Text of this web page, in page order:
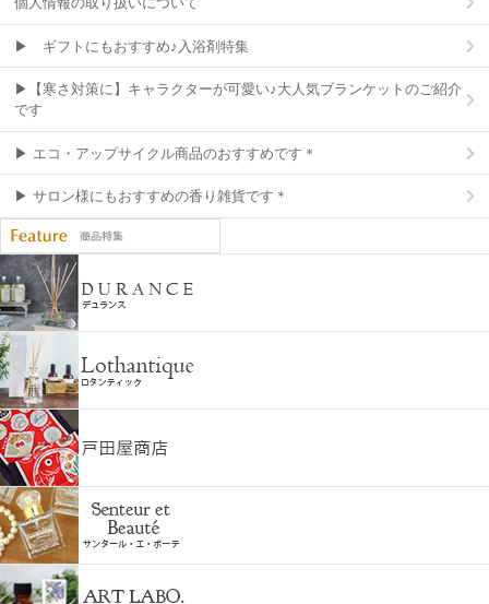
▶ ギフトにもおすすめ♪入浴剤特集
▶【寒さ対策に】キャラクターが可愛い♪大人気ブランケットのご紹介
です
▶ エコ・アップサイクル商品のおすすめです＊
▶ サロン様にもおすすめの香り雑貨です＊